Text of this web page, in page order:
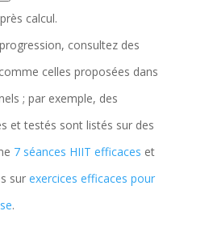
calcul.
consultez des
celles proposées dans
; par exemple, des
et testés sont listés sur des
7 séances HIIT efficaces et
sur exercices efficaces pour
.